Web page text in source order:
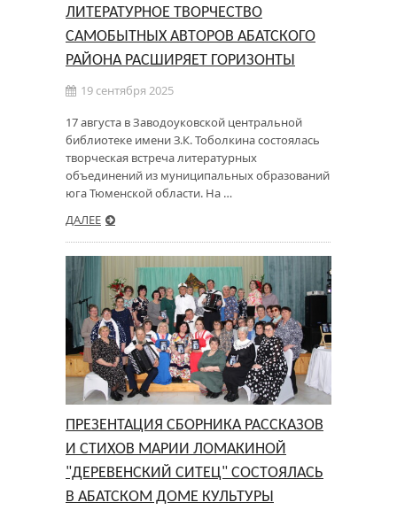
ЛИТЕРАТУРНОЕ ТВОРЧЕСТВО
САМОБЫТНЫХ АВТОРОВ АБАТСКОГО
РАЙОНА РАСШИРЯЕТ ГОРИЗОНТЫ
19 сентября 2025
17 августа в Заводоуковской центральной
библиотеке имени З.К. Тоболкина состоялась
творческая встреча литературных
объединений из муниципальных образований
юга Тюменской области. На …
ДАЛЕЕ
ПРЕЗЕНТАЦИЯ СБОРНИКА РАССКАЗОВ
И СТИХОВ МАРИИ ЛОМАКИНОЙ
"ДЕРЕВЕНСКИЙ СИТЕЦ" СОСТОЯЛАСЬ
В АБАТСКОМ ДОМЕ КУЛЬТУРЫ